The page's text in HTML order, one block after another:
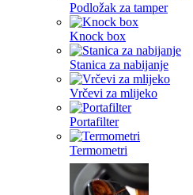
Podložak za tamper
Knock box
Stanica za nabijanje
Vrčevi za mlijeko
Portafilter
Termometri